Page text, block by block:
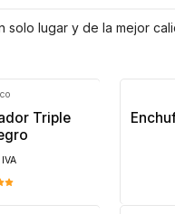
lugar y de la mejor
Triple
-